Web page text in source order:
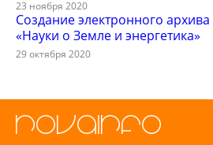
23 ноября 2020
Создание электронного
«Науки о Земле и энергетика»
29 октября 2020